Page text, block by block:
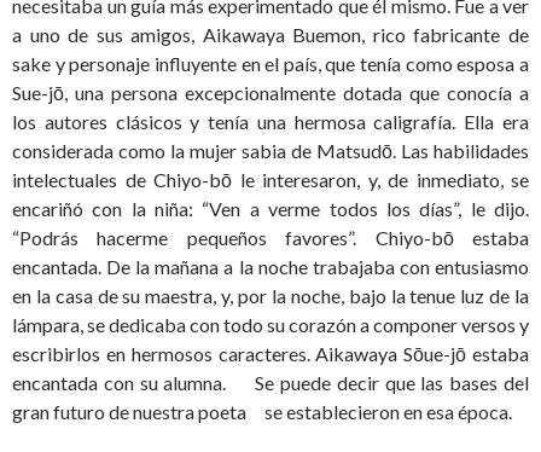
necesitaba un guía más experimentado que él mismo. Fue a ver
a uno de sus amigos, Aikawaya Buemon, rico fabricante de
sake y personaje influyente en el país, que tenía como esposa a
Sue-jō, una persona excepcionalmente dotada que conocía a
los autores clásicos y tenía una hermosa caligrafía. Ella era
considerada como la mujer sabia de Matsudō. Las habilidades
intelectuales de Chiyo-bō le interesaron, y, de inmediato, se
encariñó con la niña: “Ven a verme todos los días”, le dijo.
“Podrás hacerme pequeños favores”. Chiyo-bō estaba
encantada. De la mañana a la noche trabajaba con entusiasmo
en la casa de su maestra, y, por la noche, bajo la tenue luz de la
lámpara, se dedicaba con todo su corazón a componer versos y
escribirlos en hermosos caracteres. Aikawaya Sōue-jō estaba
encantada con su alumna. Se puede decir que las bases del
gran futuro de nuestra poeta se establecieron en esa época.